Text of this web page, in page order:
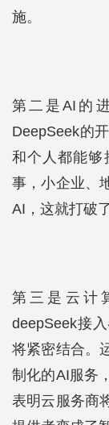
施。
第二是AI的
DeepSeek的
和个人都能够
事，小企业、
AI，这就打破
第三是云计
deepSeek接
将紧密结合。
制化的AI服务
表明云服务商